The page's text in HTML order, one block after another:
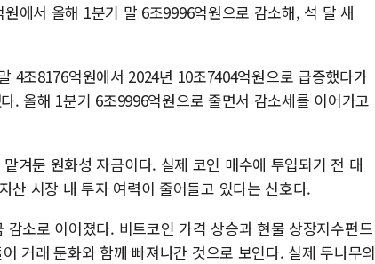
에서 올해 1분기 말 6조9996억원으로 감소해, 석 달 새
4조8176억원에서 2024년 10조7404억원으로 급증했다가
. 올해 1분기 6조9996억원으로 줄면서 감소세를 이어가고
겨둔 원화성 자금이다. 실제 코인 매수에 투입되기 전 대
산 시장 내 투자 여력이 줄어들고 있다는 신호다.
소로 이어졌다. 비트코인 가격 상승과 현물 상장지수펀드
거래 둔화와 함께 빠져나간 것으로 보인다. 실제 두나무의